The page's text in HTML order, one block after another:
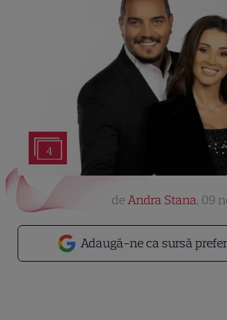
4
Adaugă-ne ca sursă
deAndra Stana, 09